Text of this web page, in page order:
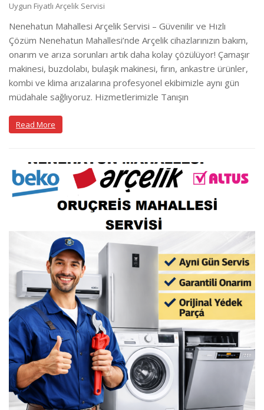
Uygun Fiyatlı Arçelik Servisi
Nenehatun Mahallesi Arçelik Servisi – Güvenilir ve Hızlı
Çözüm Nenehatun Mahallesi’nde Arçelik cihazlarınızın bakım,
onarım ve arıza sorunları artık daha kolay çözülüyor! Çamaşır
makinesi, buzdolabı, bulaşık makinesi, fırın, ankastre ürünler,
kombi ve klima arızalarına profesyonel ekibimizle aynı gün
müdahale sağlıyoruz. Hizmetlerimizle Tanışın
Read More